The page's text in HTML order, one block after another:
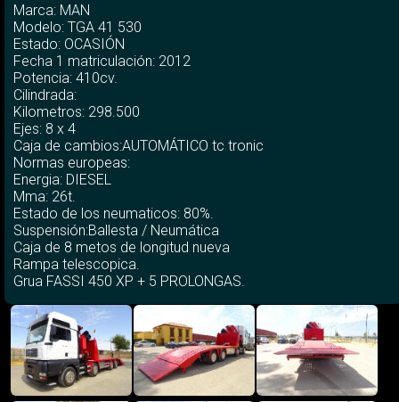
Marca: MAN
Modelo: TGA 41 530
Estado: OCASIÓN
Fecha 1 matriculación: 2012
Potencia: 410cv.
Cilindrada:
Kilometros: 298.500
Ejes: 8 x 4
Caja de cambios:AUTOMÁTICO tc tronic
Normas europeas:
Energia: DIESEL
Mma: 26t.
Estado de los neumaticos: 80%.
Suspensión:Ballesta / Neumática
Caja de 8 metos de longitud nueva
Rampa telescopica.
Grua FASSI 450 XP + 5 PROLONGAS.